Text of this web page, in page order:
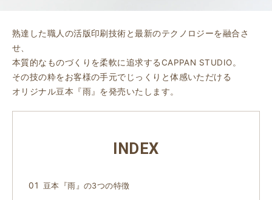
熟達した職人の活版印刷技術と最新のテクノロジーを融合さ
せ、
本質的なものづくりを柔軟に追求するCAPPAN STUDIO。
その技の粋をお客様の手元でじっくりと体感いただける
オリジナル豆本『雨』を発売いたします。
INDEX
豆本『雨』の3つの特徴